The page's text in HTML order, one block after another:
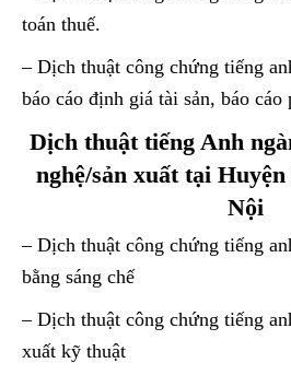
toán thuế.
– Dịch thuật công chứng tiếng
báo cáo định giá tài sản, báo cáo
Dịch thuật tiếng Anh
nghệ/sản xuất tại
Nội
– Dịch thuật công chứng tiếng
bằng sáng chế
– Dịch thuật công chứng tiếng
xuất kỹ thuật